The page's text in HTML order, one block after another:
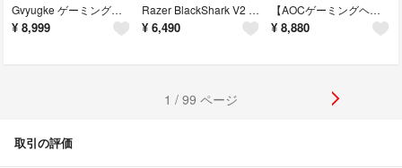
Gvyugke ゲーミングヘッドセット 2.4G USB/Type-C/Bluetooth 5.4/有線 4WAY接続 20ms
¥ 8,999
Razer BlackShark V2 X ゲーミングヘッドセット 3.5mmアナログ 7.1ch サラウンド
¥ 6,490
【AOCゲーミングヘッドセット】【国内正規品】7.1ch・50mmドライバー/ノイキャンマイク/4WAY接続2.4GHzUSB
¥ 8,880
1 / 99 ページ
取引の評価